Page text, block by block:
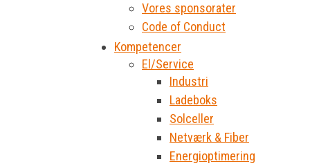
Vores sponsorater
Code of Conduct
Kompetencer
El/Service
Industri
Ladeboks
Solceller
Netværk & Fiber
Energioptimering